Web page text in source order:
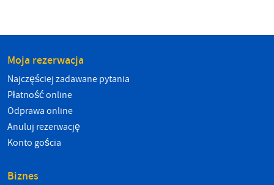
Moja rezerwacja
Najczęściej zadawane pytania
Płatność online
Odprawa online
Anuluj rezerwację
Konto gościa
Biznes